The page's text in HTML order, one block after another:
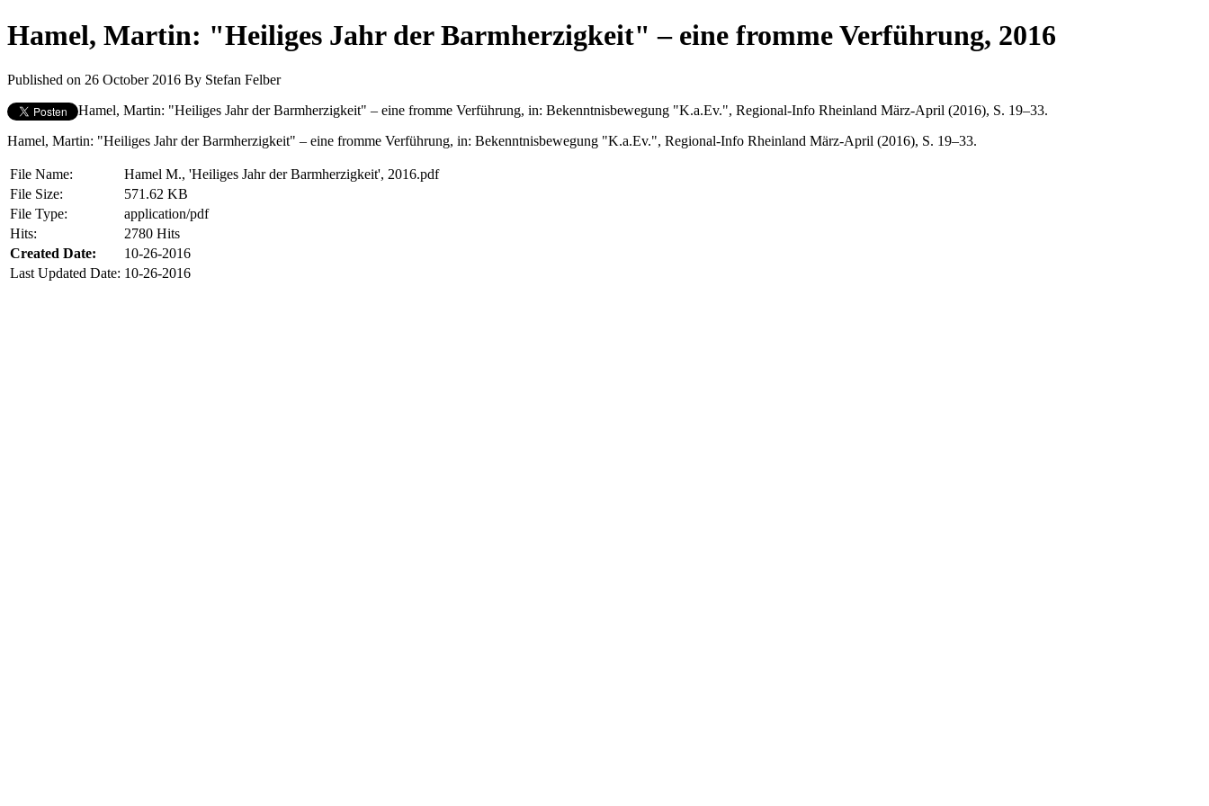
Hamel, Martin: "Heiliges Jahr der Barmherzigkeit" – eine fromme Verführung, 2016
Published on 26 October 2016 By Stefan Felber
Hamel, Martin: "Heiliges Jahr der Barmherzigkeit" – eine fromme Verführung, in: Bekenntnisbewegung "K.a.Ev.", Regional-Info Rheinland März-April (2016), S. 19–33.
Hamel, Martin: "Heiliges Jahr der Barmherzigkeit" – eine fromme Verführung, in: Bekenntnisbewegung "K.a.Ev.", Regional-Info Rheinland März-April (2016), S. 19–33.
File Name:
Hamel M., 'Heiliges Jahr der Barmherzigkeit', 2016.pdf
File Size:
571.62 KB
File Type:
application/pdf
Hits:
2780 Hits
Created Date:
10-26-2016
Last Updated Date: 10-26-2016